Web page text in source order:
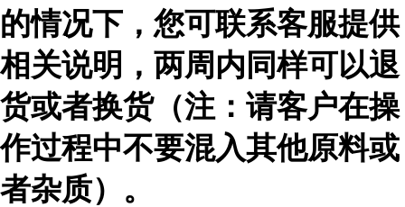
的情况下，您可联系客服提供
相关说明，两周内同样可以退
货或者换货（注：请客户在操
作过程中不要混入其他原料或
者杂质）。